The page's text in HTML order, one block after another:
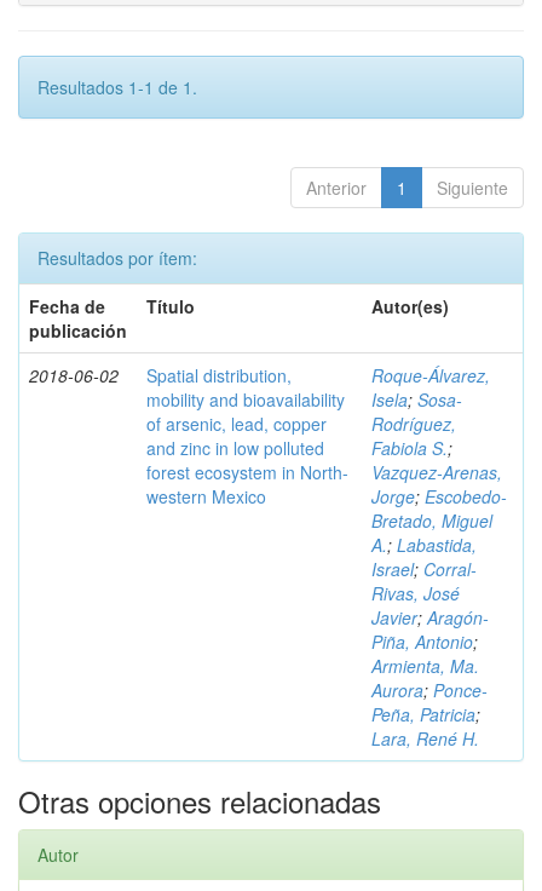
Resultados 1-1 de 1.
Anterior 1 Siguiente
Resultados por ítem:
Fecha de
publicación
Título Autor(es)
2018-06-02
Spatial distribution,
mobility and bioavailability
of arsenic, lead, copper
and zinc in low polluted
forest ecosystem in North-
western Mexico
Roque-Álvarez,
Isela; Sosa-
Rodríguez,
Fabiola S.;
Vazquez-Arenas,
Jorge; Escobedo-
Bretado, Miguel
A.; Labastida,
Israel; Corral-
Rivas, José
Javier;Aragón-
Piña, Antonio;
Armienta, Ma.
Aurora; Ponce-
Peña, Patricia;
Lara, René H.
Otras opciones relacionadas
Autor